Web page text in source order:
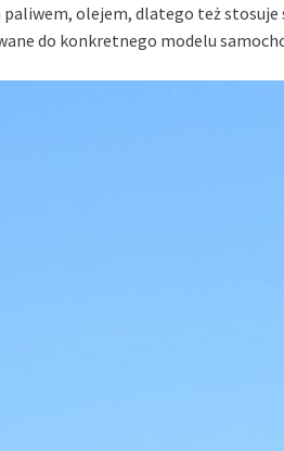
paliwem, olejem, dlatego też
do konkretnego modelu